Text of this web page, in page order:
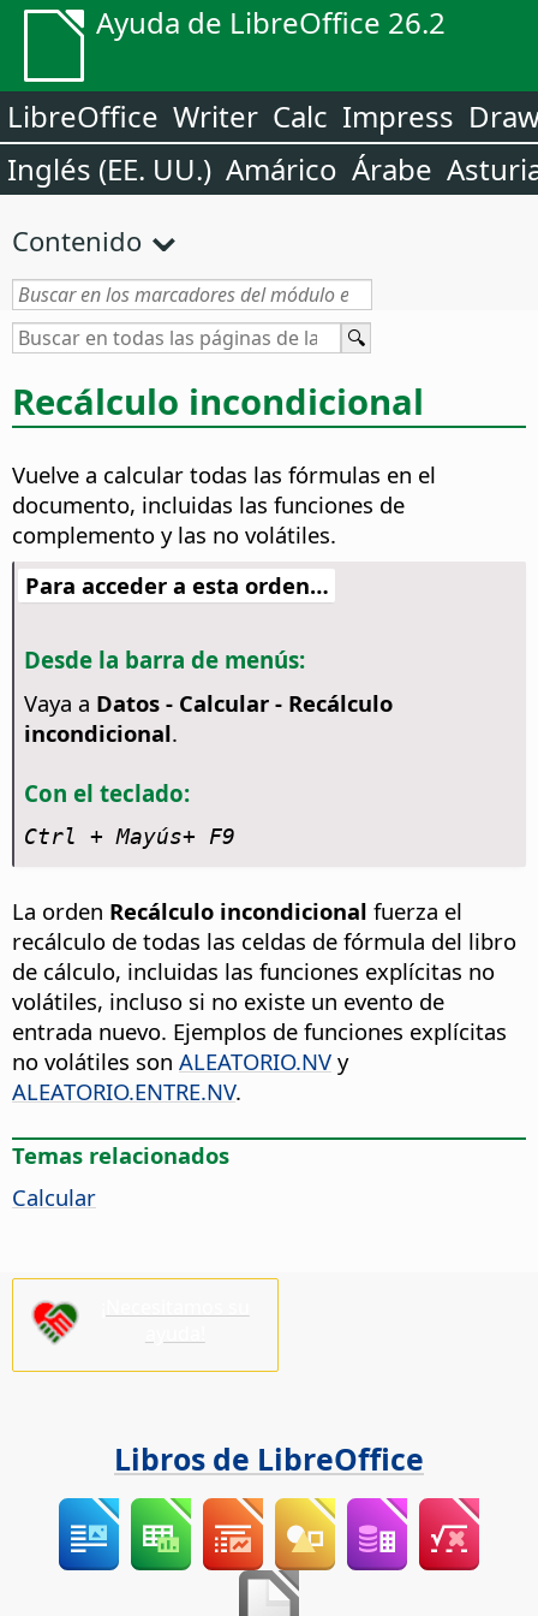
Ayuda de LibreOffice 26.2
LibreOffice Writer Calc Impress
Inglés (EE. UU.) Amárico Árabe
Contenido
Recálculo incondicional
Vuelve a calcular todas las fórmulas en el
documento, incluidas las funciones de
complemento y las no volátiles.
Para acceder a esta orden…
Desde la barra de menús:
Vaya a Datos - Calcular - Recálculo
incondicional.
Con el teclado:
Ctrl + Mayús+ F9
La orden Recálculo incondicional fuerza el
recálculo de todas las celdas de fórmula del libro
de cálculo, incluidas las funciones explícitas no
volátiles, incluso si no existe un evento de
entrada nuevo. Ejemplos de funciones explícitas
no volátiles son ALEATORIO.NV y
ALEATORIO.ENTRE.NV.
Temas relacionados
Calcular
Libros de LibreOffice